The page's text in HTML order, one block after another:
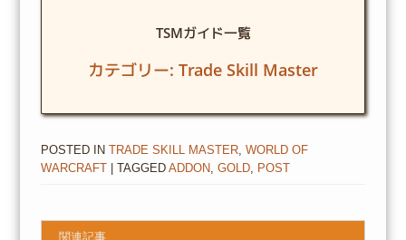
TSMガイド一覧
カテゴリー: Trade Skill Master
POSTED IN TRADE SKILL MASTER, WORLD OF
WARCRAFT | TAGGED ADDON, GOLD, POST
関連記事